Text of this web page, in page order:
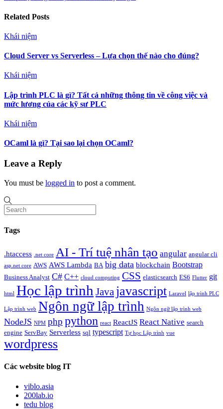
Related Posts
Khái niệm
Cloud Server vs Serverless – Lựa chọn thế nào cho đúng?
Khái niệm
Lập trình PLC là gì? Tất cả những thông tin về công việc và
mức lương của các kỹ sư PLC
Khái niệm
OCaml là gì? Tại sao lại chọn OCaml?
Leave a Reply
You must be logged in to post a comment.
Tags
.htaccess .net core AI - Trí tuệ nhân tạo angular angular cli
asp.net core AWS AWS Lambda BA big data blockchain Bootstrap
Business Analyst C# C++ cloud computing CSS elasticsearch ES6 Flutter git
html Học lập trình Java javascript Laravel lập trình PLC
Lập trình web Ngôn ngữ lập trình Ngôn ngữ lập trình web
NodeJS NPM php python react ReactJS React Native search
engine ServBay Serverless sql typescript Tự học Lập trình vue
wordpress
Các website blog IT
viblo.asia
200lab.io
tedu blog